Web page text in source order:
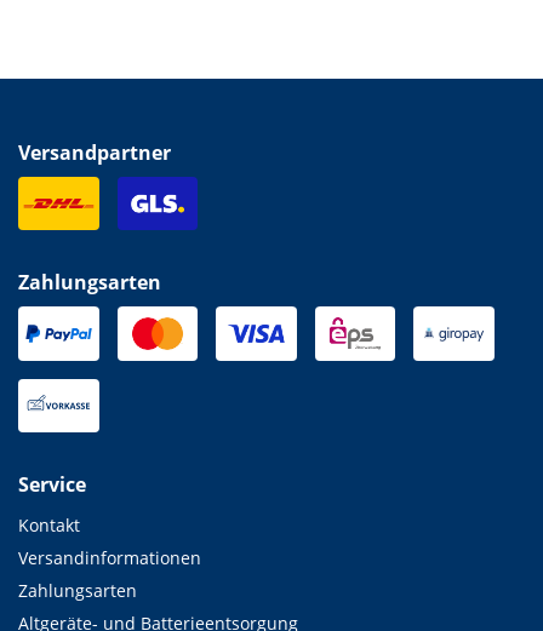
Versandpartner
Zahlungsarten
Service
Kontakt
Versandinformationen
Zahlungsarten
Altgeräte- und Batterieentsorgung